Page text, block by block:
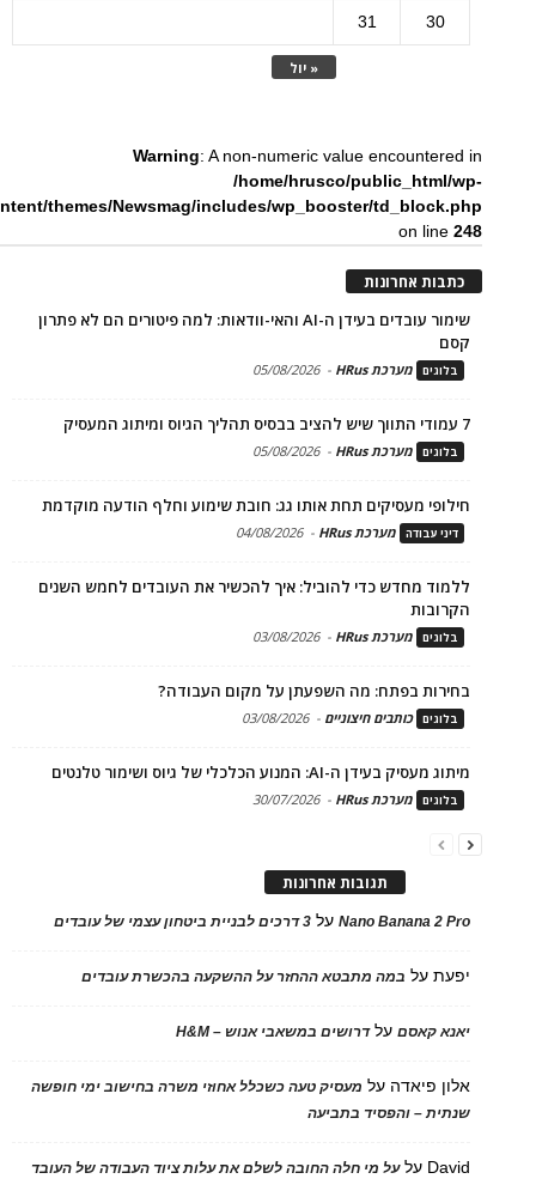
« יול
30
31
Warning: A non-numeric value encountered in
/home/hrusco/public_html/wp-
themes/Newsmag/includes/wp_booster/td_block.php
on line248
כתבות אחרונות
שימור עובדים בעידן ה-AI והאי-וודאות: למה פיטורים הם לא פתרון
קסם
בלוגים מערכת HRus -
05/08/2026
7 עמודי התווך שיש להציב בבסיס תהליך הגיוס ומיתוג המעסיק
בלוגים מערכת HRus -
05/08/2026
חילופי מעסיקים תחת אותו גג: חובת שימוע וחלף הודעה מוקדמת
דיני עבודה מערכת HRus -
04/08/2026
ללמוד מחדש כדי להוביל: איך להכשיר את העובדים לחמש השנים
הקרובות
בלוגים מערכת HRus -
03/08/2026
בחירות בפתח: מה השפעתן על מקום העבודה?
בלוגים כותבים חיצוניים -
03/08/2026
מיתוג מעסיק בעידן ה-AI: המנוע הכלכלי של גיוס ושימור טלנטים
בלוגים מערכת HRus -
30/07/2026
תגובות אחרונות
Nano Banana 2 Proעל 3 דרכים לבניית ביטחון עצמי של עובדים
יפעתעל במה מתבטא ההחזר על ההשקעה בהכשרת עובדים
יאנא קאסםעלדרושים במשאבי אנוש – H&M
אלון פיאדה על מעסיק טעה כשכלל אחוזי משרה בחישוב ימי חופשה
שנתית – והפסיד בתביעה
David עלעל מי חלה החובה לשלם את עלות ציוד העבודה של העובד